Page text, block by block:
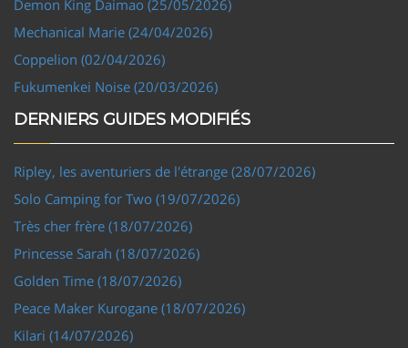
Demon King Daimao (25/05/2026)
Mechanical Marie (24/04/2026)
Coppelion (02/04/2026)
Fukumenkei Noise (20/03/2026)
DERNIERS GUIDES MODIFIÉS
Ripley, les aventuriers de l'étrange (28/07/2026)
Solo Camping for Two (19/07/2026)
Très cher frère (18/07/2026)
Princesse Sarah (18/07/2026)
Golden Time (18/07/2026)
Peace Maker Kurogane (18/07/2026)
Kilari (14/07/2026)